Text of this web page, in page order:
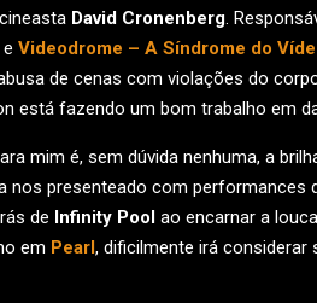
David Cronenberg.
e Videodrome – A Síndrome do
de cenas com violações do
está fazendo um bom trabalho em
mim é, sem dúvida nenhuma, a
nos presenteado com performances
de Infinity Pool ao encarnar a
em Pearl, dificilmente irá considerar